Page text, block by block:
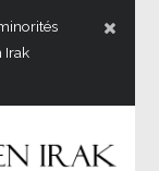
Irak